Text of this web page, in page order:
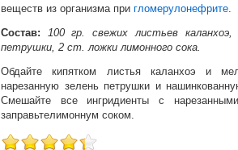
веществ из организма при гломерулонефрите.
Состав: 100 гр. свежих листьев
петрушки, 2 ст. ложки лимонного сока.
Обдайте кипятком листья каланхоэ и
нарезанную зелень петрушки и
Смешайте все ингридиенты с
заправьтелимоннум соком.